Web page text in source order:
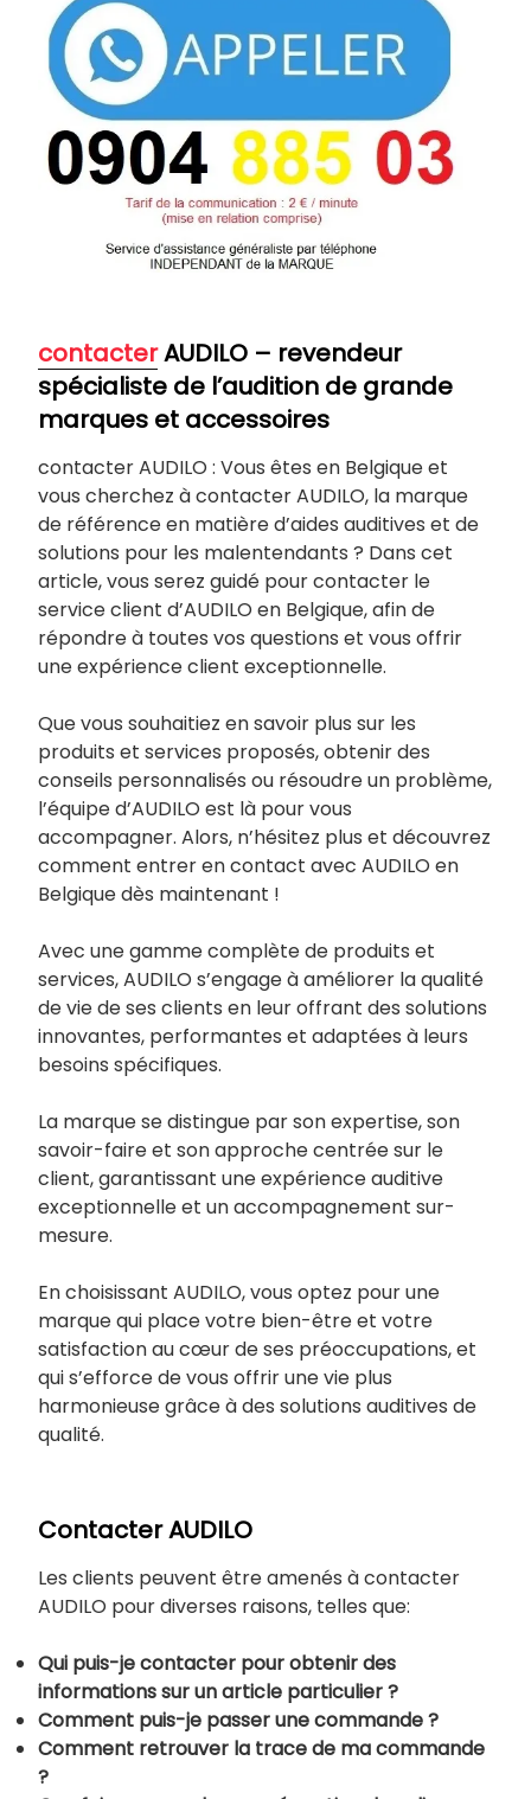
contacterAUDILO – revendeur
spécialiste de l’audition de grande
marques et accessoires
contacter AUDILO : Vous êtes en Belgique et
vous cherchez à contacter AUDILO, la marque
de référence en matière d’aides auditives et de
solutions pour les malentendants ? Dans cet
article, vous serez guidé pour contacter le
service client d’AUDILO en Belgique, afin de
répondre à toutes vos questions et vous offrir
une expérience client exceptionnelle.
Que vous souhaitiez en savoir plus sur les
produits et services proposés, obtenir des
conseils personnalisés ou résoudre un problème,
l’équipe d’AUDILO est là pour vous
accompagner. Alors, n’hésitez plus et découvrez
comment entrer en contact avec AUDILO en
Belgique dès maintenant !
Avec une gamme complète de produits et
services, AUDILO s’engage à améliorer la qualité
de vie de ses clients en leur offrant des solutions
innovantes, performantes et adaptées à leurs
besoins spécifiques.
La marque se distingue par son expertise, son
savoir-faire et son approche centrée sur le
client, garantissant une expérience auditive
exceptionnelle et un accompagnement sur-
mesure.
En choisissant AUDILO, vous optez pour une
marque qui place votre bien-être et votre
satisfaction au cœur de ses préoccupations, et
qui s’efforce de vous offrir une vie plus
harmonieuse grâce à des solutions auditives de
qualité.
Contacter AUDILO
Les clients peuvent être amenés à contacter
AUDILO pour diverses raisons, telles que:
Qui puis-je contacter pour obtenir des
informations sur un article particulier ?
Comment puis-je passer une commande ?
Comment retrouver la trace de ma commande
?